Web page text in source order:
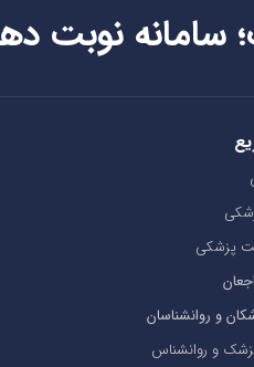
سامانه نوبت
پزشکی
و روانشناسان
و روانشناس